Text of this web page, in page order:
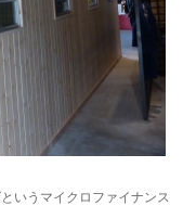
いうマイクロファイナンス